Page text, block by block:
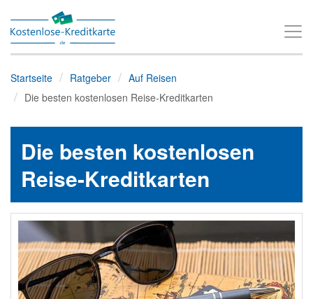
T
o
e
i
a
t
i
Startseite Ratgeber
Auf Reisen
Die besten kostenlosen Reise-Kreditkarten
Die besten kostenlosen
Reise-Kreditkarten